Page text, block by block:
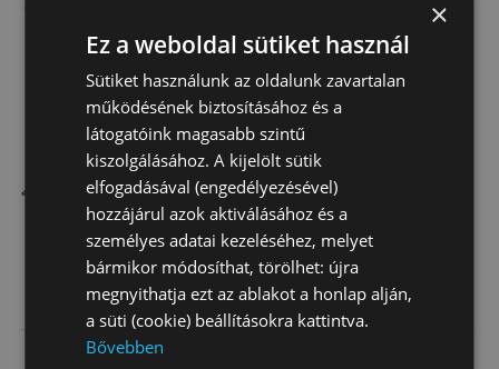
Kantárfejszíj
Daslö Díjlovas
Kantárhoz
7 430 Ft
Nyeregalátét
Díjlovagló
Zabla
Nagykantárhoz
×
Ez a weboldal sütiket használ
Sütiket használunk az oldalunk zavartalan
működésének biztosításához és a
látogatóink magasabb szintű
kiszolgálásához. A kijelölt sütik
elfogadásával (engedélyezésével)
hozzájárul azok aktiválásához és a
személyes adatai kezeléséhez, melyet
bármikor módosíthat, törölhet: újra
megnyithatja ezt az ablakot a honlap alján,
a süti (cookie) beállításokra kattintva.
Bővebben